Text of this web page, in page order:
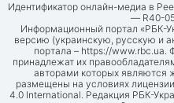
Идентификатор онлайн-медиа в
— R40-
Информационный портал «РБК-
версию (украинскую, русскую и
портала – https://www.rbc.ua.
принадлежат их
авторами которых являются
размещены на условиях
4.0 International. Редакция РБК-